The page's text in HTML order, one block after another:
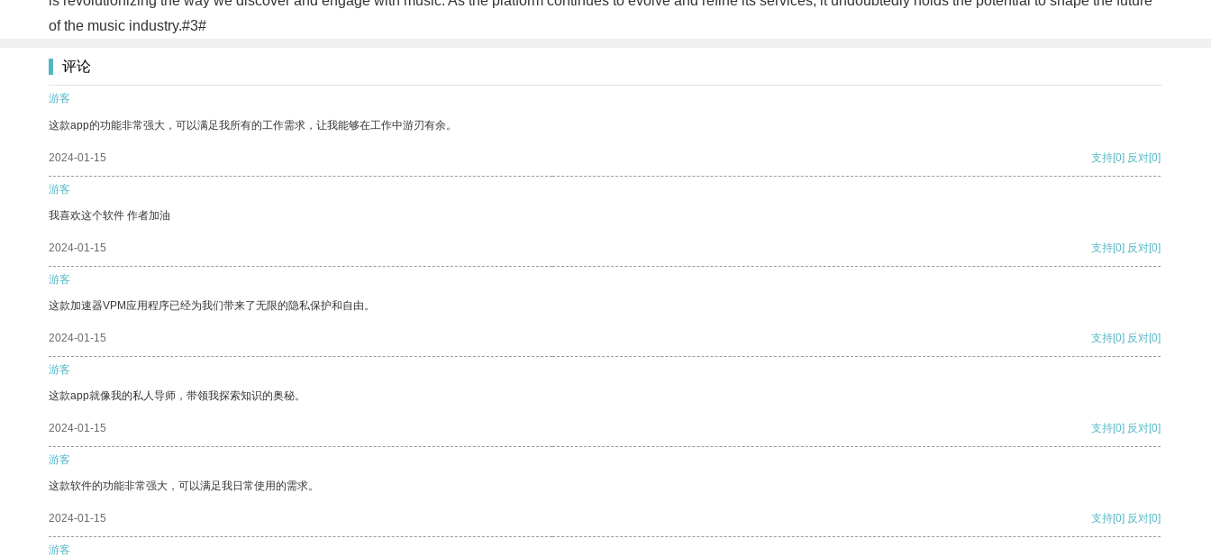
of the music industry.#3#
评论
游客
这款app的功能非常强大，可以满足我所有的工作需求，让我能够在工作中游刃有余。
2024-01-15 支持[0] 反对[0]
游客
我喜欢这个软件 作者加油
2024-01-15 支持[0] 反对[0]
游客
这款加速器VPM应用程序已经为我们带来了无限的隐私保护和自由。
2024-01-15 支持[0] 反对[0]
游客
这款app就像我的私人导师，带领我探索知识的奥秘。
2024-01-15 支持[0] 反对[0]
游客
这款软件的功能非常强大，可以满足我日常使用的需求。
2024-01-15 支持[0] 反对[0]
游客